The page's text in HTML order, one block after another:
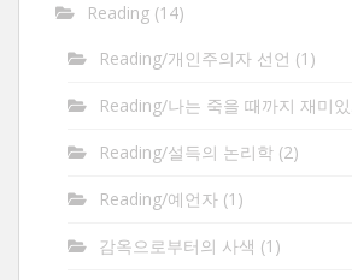
Reading (14)
Reading/개인주의자 선언 (1)
Reading/나는 죽을 때까지 재미
Reading/설득의 논리학 (2)
Reading/예언자 (1)
감옥으로부터의 사색 (1)